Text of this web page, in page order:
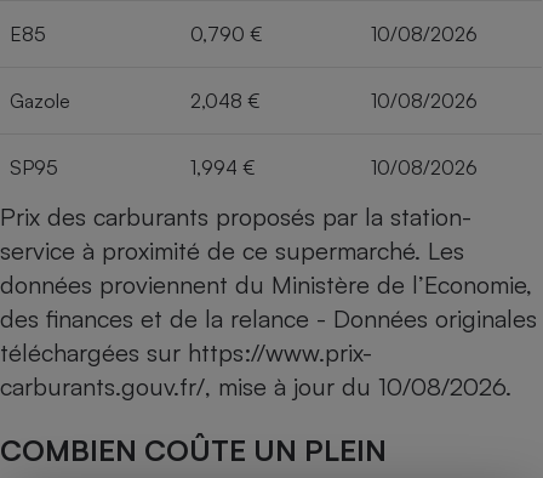
E85 0,790 € 10/08/2026
Gazole 2,048 € 10/08/2026
SP95 1,994 € 10/08/2026
Prix des carburants proposés par la station-
service à proximité de ce supermarché. Les
données proviennent du Ministère de l’Economie,
des finances et de la relance - Données originales
téléchargées sur https://www.prix-
carburants.gouv.fr/, mise à jour du 10/08/2026.
COMBIEN COÛTE UN PLEIN